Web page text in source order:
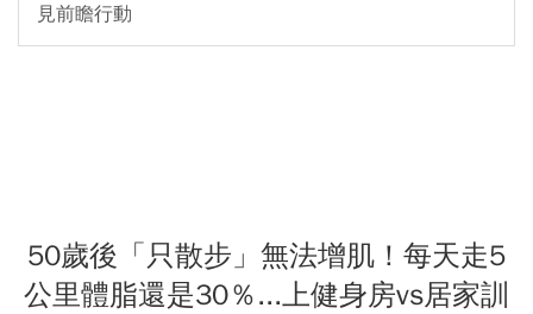
見前瞻行動
50歲後「只散步」無法增肌！每天走5
公里體脂還是30％...上健身房vs居家訓